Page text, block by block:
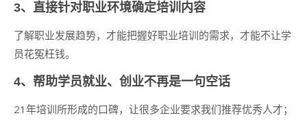
3、直接针对职业环境确定培训内容
了解职业发展趋势，才能把握好职业培训的需求，才能不让学
员花冤枉钱。
4、帮助学员就业、创业不再是一句空话
21年培训所形成的口碑，让很多企业要求我们推荐优秀人才；